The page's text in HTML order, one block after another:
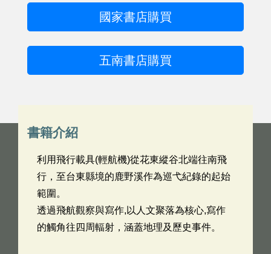
國家書店購買
五南書店購買
書籍介紹
利用飛行載具(輕航機)從花東縱谷北端往南飛
行，至台東縣境的鹿野溪作為巡弋紀錄的起始
範圍。
透過飛航觀察與寫作,以人文聚落為核心,寫作
的觸角往四周輻射，涵蓋地理及歷史事件。